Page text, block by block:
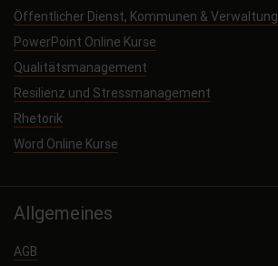
Öffentlicher Dienst, Kommunen & Verwaltung
PowerPoint Online Kurse
Qualitätsmanagement
Resilienz und Stressmanagement
Rhetorik
Word Online Kurse
Allgemeines
AGB